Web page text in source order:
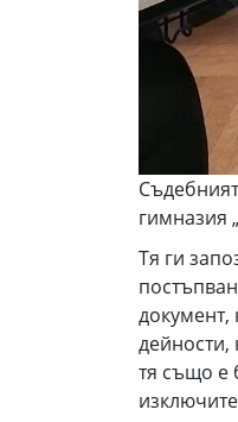
гимназия
Тя ги
документ,
дейности,
тя също е